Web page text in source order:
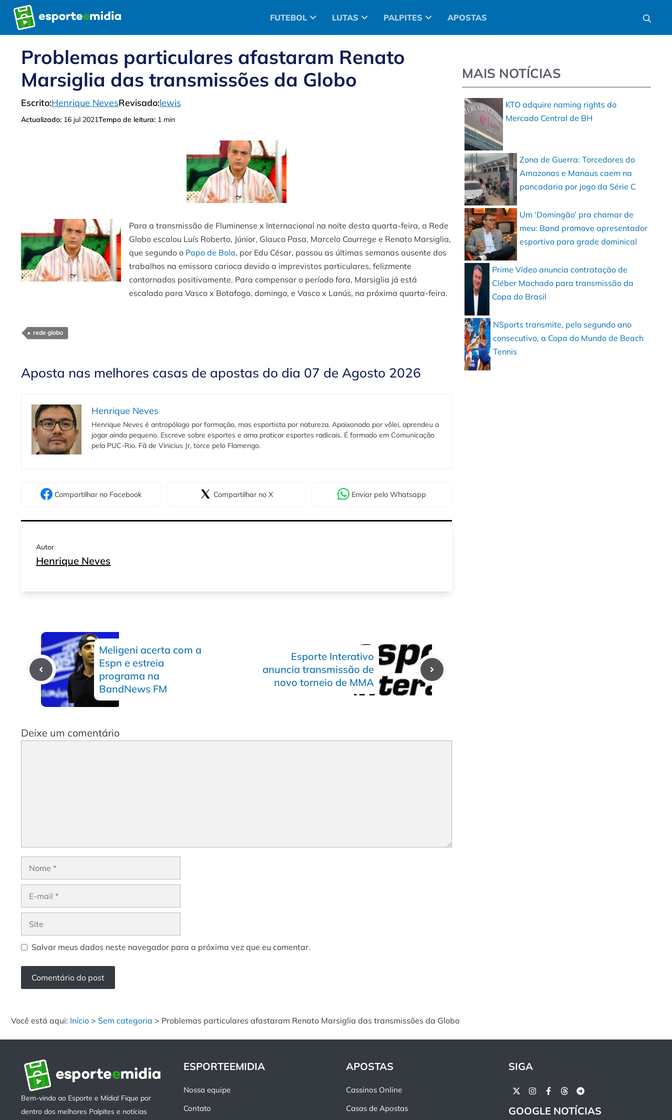
Pular
para
o
FUTEBOL LUTAS PALPITES APOSTAS
Problemas particulares afastaram Renato
Marsiglia das transmissões da Globo
Escrito:Henrique NevesRevisado:lewis
Actualizado: 16 jul 2021Tempo de leitura: 1 min
Para a transmissão de Fluminense x Internacional na noite desta quarta-feira, a Rede
Globo escalou Luís Roberto, Júnior, Glauco Pasa, Marcelo Courrege e Renato Marsiglia,
que segundo o Papo de Bola, por Edu César, passou as últimas semanas ausente dos
trabalhos na emissora carioca devido a imprevistos particulares, felizmente
contornados positivamente. Para compensar o período fora, Marsiglia já está
escalado para Vasco x Botafogo, domingo, e Vasco x Lanús, na próxima quarta-feira.
rede globo
Aposta nas melhores casas de apostas do dia 07 de Agosto 2026
Henrique Neves
Henrique Neves é antropólogo por formação, mas esportista por natureza. Apaixonado por vôlei, aprendeu a
jogar ainda pequeno. Escreve sobre esportes e ama praticar esportes radicais. É formado em Comunicação
pela PUC-Rio. Fã de Vinicius Jr, torce pelo Flamengo.
Compartilhar no Facebook Compartilhar no X Enviar pelo Whatsapp
Autor
Henrique Neves
Meligeni acerta com a
Espn e estreia
programa na
BandNews FM
Esporte Interativo
anuncia transmissão de
novo torneio de MMA
Deixe um comentário
Nome
Site
Salvar meus dados neste navegador para a próxima vez que eu comentar.
MAIS NOTÍCIAS
KTO adquire naming rights do
Mercado Central de BH
Zona de Guerra: Torcedores do
Amazonas e Manaus caem na
pancadaria por jogo da Série C
Um ‘Domingão’ pra chamar de
meu: Band promove apresentador
esportivo para grade dominical
Prime Vídeo anuncia contratação de
Cléber Machado para transmissão da
Copa do Brasil
NSports transmite, pelo segundo ano
consecutivo, a Copa do Mundo de Beach
Tennis
Você está aqui: Início > Sem categoria > Problemas particulares afastaram Renato Marsiglia das transmissões da Globo
Bem-vindo ao Esporte e Mídia! Fique por
dentro dos melhores Palpites e notícias
ESPORTEEMIDIA
Nossa equipe
Contato
APOSTAS
Cassinos Online
Casas de Apostas
SIGA
GOOGLE NOTÍCIAS